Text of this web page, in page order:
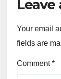
Leave
Your email
fields are
Comment*